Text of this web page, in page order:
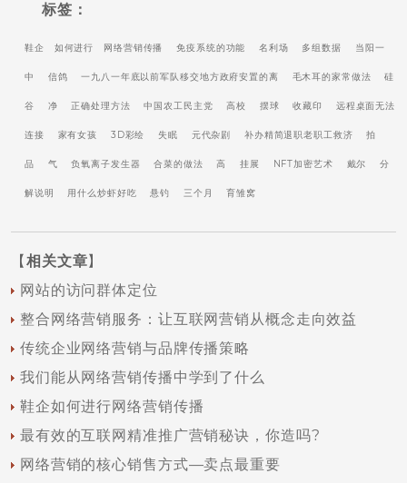
标签：
鞋企 如何进行 网络营销传播 免疫系统的功能 名利场 多组数据 当阳一
中 信鸽 一九八一年底以前军队移交地方政府安置的离 毛木耳的家常做法 硅
谷 净 正确处理方法 中国农工民主党 高校 摆球 收藏印 远程桌面无法
连接 家有女孩 3D彩绘 失眠 元代杂剧 补办精简退职老职工救济 拍
品 气 负氧离子发生器 合菜的做法 高 挂展 NFT加密艺术 戴尔 分
解说明 用什么炒虾好吃 悬钓 三个月 育雏窝
【相关文章】
网站的访问群体定位
整合网络营销服务：让互联网营销从概念走向效益
传统企业网络营销与品牌传播策略
我们能从网络营销传播中学到了什么
鞋企如何进行网络营销传播
最有效的互联网精准推广营销秘诀，你造吗?
网络营销的核心销售方式—卖点最重要